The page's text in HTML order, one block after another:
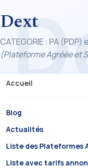
Dext
CATEGORIE : PA (PDP)
(Plateforme Agréée et
Accueil
Blog
Actualités
Liste des Plateformes
Liste avec tarifs